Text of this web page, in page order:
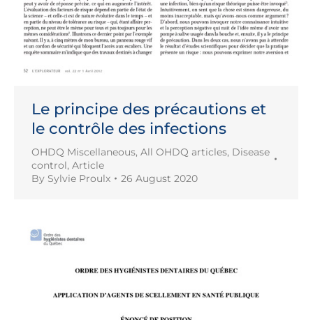
Le principe des précautions et
le contrôle des infections
OHDQ Miscellaneous, All OHDQ articles, Disease
control, Article
By Sylvie Proulx 26 August 2020